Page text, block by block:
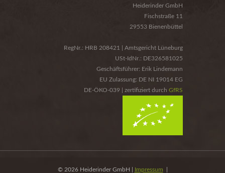
Heiderinder GmbH
Fischstraße 11
29553 Bienenbüttel
RegNr.: HRB 208421 | Amtsgericht Lüneburg
USt-IdNr.: DE326581025
Geschäftsführer: Erik Lindemann
EU Zulassung: DE NI 19014 EG
DE-ÖKO-039 | zertifiziert durch GfRS
© 2026 Heiderinder GmbH | Impressum